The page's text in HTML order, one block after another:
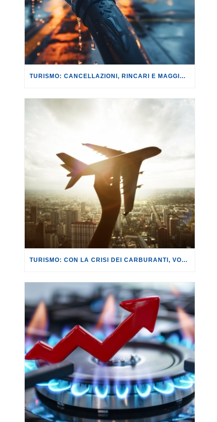
TURISMO: CANCELLAZIONI, RINCARI E MAGGIORAZIONI DI VOLI E PRENOTAZIONI.
TURISMO: CON LA CRISI DEI CARBURANTI, VOLI A RISCHIO CANCELLAZIONE O RINCARO.